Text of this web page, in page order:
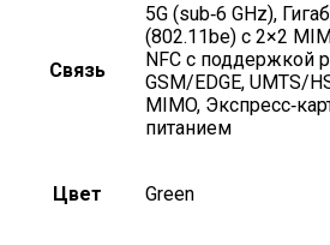
Связь
5G (sub‑6 GHz), Гигабитный LTE7, Wi-Fi 7
(802.11be) с 2×2
NFC с поддержкой
GSM/EDGE, UMTS/
MIMO,
питанием
Цвет Green